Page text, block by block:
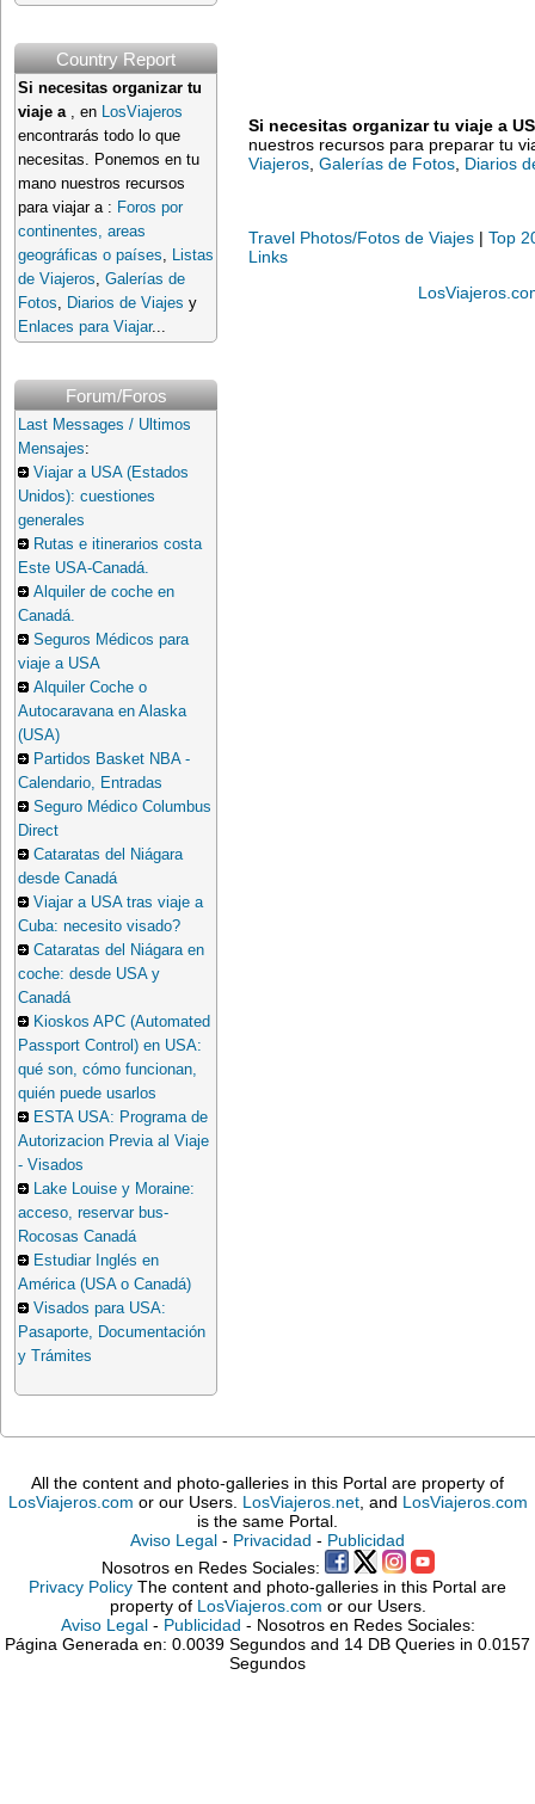
Country Report
Si necesitas organizar tu
viaje a , en LosViajeros
encontrarás todo lo que
necesitas. Ponemos en tu
mano nuestros recursos
para viajar a : Foros por
continentes, areas
geográficas o países, Listas
de Viajeros, Galerías de
Fotos, Diarios de Viajes y
Enlaces para Viajar...
Forum/Foros
Last Messages / Ultimos
Mensajes:
Viajar a USA (Estados
Unidos): cuestiones
generales
Rutas e itinerarios costa
Este USA-Canadá.
Alquiler de coche en
Canadá.
Seguros Médicos para
viaje a USA
Alquiler Coche o
Autocaravana en Alaska
(USA)
Partidos Basket NBA -
Calendario, Entradas
Seguro Médico Columbus
Direct
Cataratas del Niágara
desde Canadá
Viajar a USA tras viaje a
Cuba: necesito visado?
Cataratas del Niágara en
coche: desde USA y
Canadá
Kioskos APC (Automated
Passport Control) en USA:
qué son, cómo funcionan,
quién puede usarlos
ESTA USA: Programa de
Autorizacion Previa al Viaje
- Visados
Lake Louise y Moraine:
acceso, reservar bus-
Rocosas Canadá
Estudiar Inglés en
América (USA o Canadá)
Visados para USA:
Pasaporte, Documentación
y Trámites
Si necesitas organizar tu viaje a
nuestros recursos para preparar tu
Viajeros Galerías de Fotos Diarios
Travel Photos/Fotos de Viajes | Top
Links
All the content and photo-galleries in this Portal are property of
LosViajeros.com or our Users. LosViajeros.net, and LosViajeros.com
is the same Portal.
Aviso Legal - Privacidad - Publicidad
Nosotros en Redes Sociales:
Privacy Policy The content and photo-galleries in this Portal are
property of LosViajeros.com or our Users.
Aviso Legal- Publicidad - Nosotros en Redes Sociales:
Página Generada en: 0.0039 Segundos and 14 DB Queries in 0.0157
Segundos